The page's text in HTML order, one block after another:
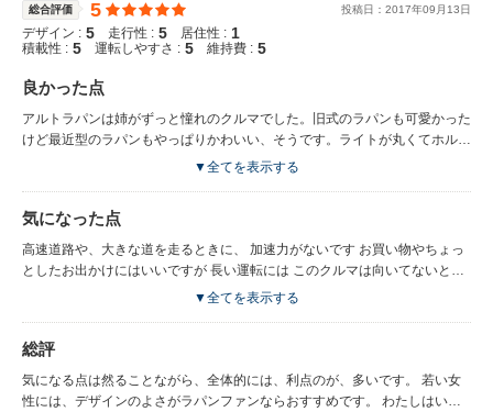
総合評価 5 投稿日： 2017年09 月 13日
デザイン : 5 走行性 : 5 居住性 : 1
積載性 : 5 運転しやすさ : 5 維持費 : 5
良かった点
アルトラパンは姉がずっと憧れのクルマでした。旧式のラパンも可愛かった
けど最近型のラパンもやっぱりかわいい、そうです。ライトが丸くてホルム
もかわいいし、そして、内装も木目調のデザインを取り入れ、居心地のいい
目で燃費の良さがみえてわかりやすいです。 運転席の目の前にはウサギの
イラストがあり、アイドリングストップ中も、とてもかわいい、そうです。
前乗ってたクルマは燃費が悪くはなかったけど断然いいそうで、 貧乏な人
▼全てを表示する
気になった点
高速道路や、大きな道を走るときに、 加速力がないです お買い物やちょっ
としたお出かけにはいいですが 長い運転には このクルマは向いてないとお
もいます。 加速力と、パワーが物足りないですね。
▼全てを表示する
総評
気になる点は然ることながら、全体的には、利点のが、多いです。 若い女
性には、デザインのよさがラパンファンならおすすめです。 わたしはいつ